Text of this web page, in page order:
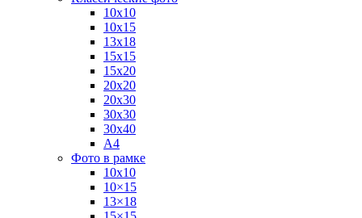
10х10
10х15
13х18
15х15
15х20
20х20
20х30
30х30
30х40
А4
Фото в рамке
10х10
10×15
13×18